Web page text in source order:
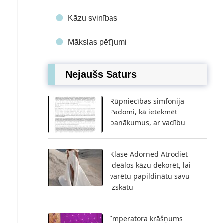
Kāzu svinības
Mākslas pētījumi
Nejaušs Saturs
Rūpniecības simfonija
Padomi, kā ietekmēt
panākumus, ar vadību
Klase Adorned Atrodiet
ideālos kāzu dekorēt, lai
varētu papildinātu savu
izskatu
Imperatora krāšņums